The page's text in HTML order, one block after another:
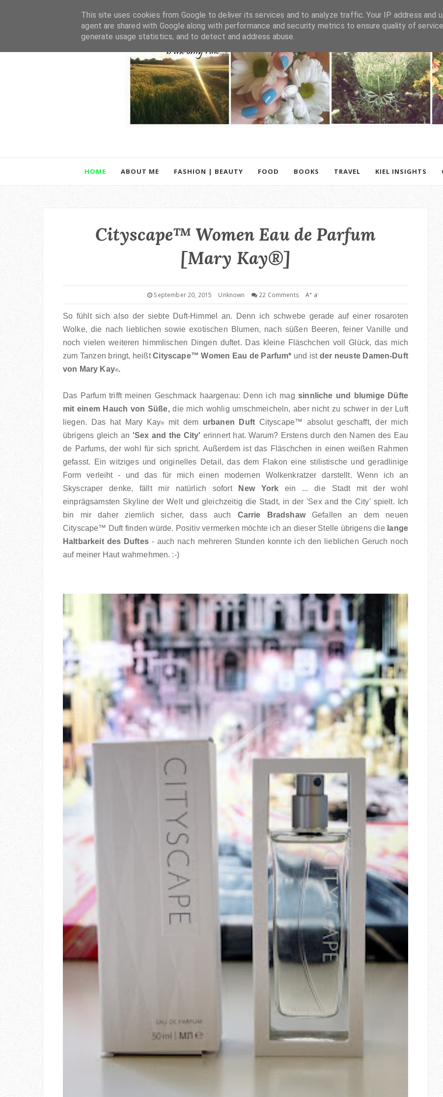
HOME ABOUT ME FASHION | BEAUTY FOOD BOOKS TRAVEL KIEL INSIGHTS
Cityscape™ Women Eau de Parfum
[Mary Kay®]
September 20, 2015 Unknown 22 Comments A+ a-
So fühlt sich also der siebte Duft-Himmel an. Denn ich schwebe gerade auf einer rosaroten
Wolke, die nach lieblichen sowie exotischen Blumen, nach süßen Beeren, feiner Vanille und
noch vielen weiteren himmlischen Dingen duftet. Das kleine Fläschchen voll Glück, das mich
zum Tanzen bringt, heißtCityscape™ Women Eau de Parfum* und ist der neuste Damen-Duft
von Mary Kay®.
Das Parfum trifft meinen Geschmack haargenau: Denn ich magsinnliche und blumige Düfte
mit einem Hauch von Süße,die mich wohlig umschmeicheln, aber nicht zu schwer in der Luft
liegen. Das hat Mary Kay®mit dem urbanen Duft Cityscape™ absolut geschafft, der mich
übrigens gleich an 'Sex and the City' erinnert hat. Warum? Erstens durch den Namen des Eau
de Parfums, der wohl für sich spricht. Außerdem ist das Fläschchen in einen weißen Rahmen
gefasst. Ein witziges und originelles Detail, das dem Flakon einestilistische und geradlinige
Form verleiht - und das für mich einen modernen Wolkenkratzer darstellt. Wenn ich an
Skyscraper denke, fällt mir natürlich sofort
New York ein ... die Stadt mit der wohl
einprägsamsten Skyline der Welt und gleichzeitig die Stadt, in der 'Sex and the City' spielt. Ich
bin mir daher ziemlich sicher, dass auch Carrie BradshawGefallen an dem neuen
Cityscape™ Duft finden würde. Positiv vermerken möchte ich an dieser Stelle übrigens die lange
Haltbarkeit des Duftes- auch nach mehreren Stunden konnte ich den lieblichen Geruch noch
auf meiner Haut wahrnehmen. :-)
This site uses cookies from Google to deliver its services and to analyze traffic. Your IP address and
agent are shared with Google along with performance and security metrics to ensure quality of
generate usage statistics, and to detect and address abuse.